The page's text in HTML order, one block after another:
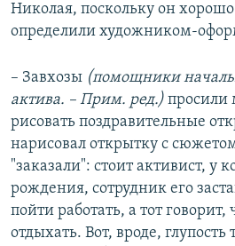
Николая, поскольку он
определили художником-
– Завхозы (помощники
актива. – Прим. ред.) просили
рисовать поздравительные
нарисовал открытку с
"заказали": стоит активист, у
рождения, сотрудник его
пойти работать, а тот говорит,
отдыхать. Вот, вроде,